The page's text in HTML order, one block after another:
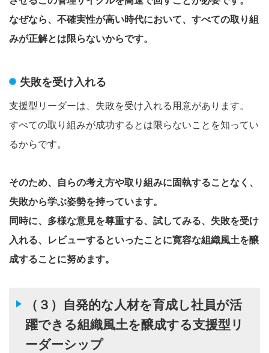
なぜなら、不確実性が高い時代において、すべての取り組
みが正解とは限らないからです。
失敗を受け入れる
支援型リーダーは、失敗を受け入れる用意があります。
すべての取り組みが成功するとは限らないことを知ってい
るからです。
そのため、自らの考え方や取り組みに固執することなく、
失敗から学ぶ姿勢を持っています。
同時に、多様な意見を尊重する、試してみる、失敗を受け
入れる、レビューするといったことに寛容な組織風土を醸
成することに努めます。
（３）自発的な人材を育成し社員が活
躍できる組織風土を醸成する支援型リ
ーダーシップ